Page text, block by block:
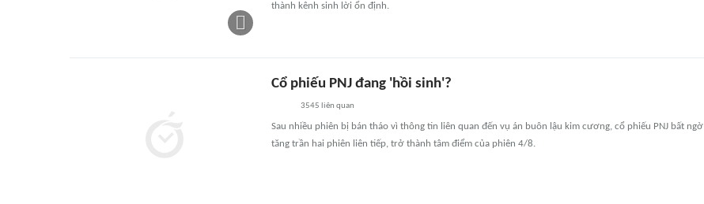
thành kênh sinh lời ổn định.
Cổ phiếu PNJ đang 'hồi sinh'?
3545 liên quan
Sau nhiều phiên bị bán tháo vì thông tin liên quan đến vụ án buôn lậu kim cương, cổ phiếu PNJ bất ngờ
tăng trần hai phiên liên tiếp, trở thành tâm điểm của phiên 4/8.